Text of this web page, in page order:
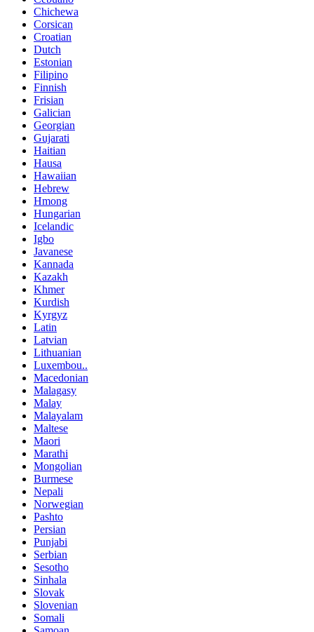
Chichewa
Corsican
Croatian
Dutch
Estonian
Filipino
Finnish
Frisian
Galician
Georgian
Gujarati
Haitian
Hausa
Hawaiian
Hebrew
Hmong
Hungarian
Icelandic
Igbo
Javanese
Kannada
Kazakh
Khmer
Kurdish
Kyrgyz
Latin
Latvian
Lithuanian
Luxembou..
Macedonian
Malagasy
Malay
Malayalam
Maltese
Maori
Marathi
Mongolian
Burmese
Nepali
Norwegian
Pashto
Persian
Punjabi
Serbian
Sesotho
Sinhala
Slovak
Slovenian
Somali